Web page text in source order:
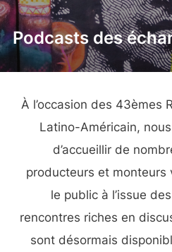
Podcasts des
À l’occasion des 43èmes
Latino-Américain,
d’accueillir de
producteurs et monteurs
le public à l’issue
rencontres riches en
sont désormais